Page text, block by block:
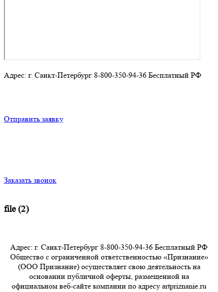
Адрес: г. Санкт-Петербург 8-800-350-94-36 Бесплатный РФ
Отправить заявку
Заказать звонок
file (2)
Адрес: г. Санкт-Петербург 8-800-350-94-36 Бесплатный РФ
Общество с ограниченной ответственностью «Признание»
(ООО Признание) осуществляет свою деятельность на
основании публичной оферты, размещенной на
официальном веб-сайте компании по адресу artpriznanie.ru